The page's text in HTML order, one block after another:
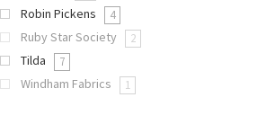
Robin Pickens 4
Ruby Star Society 2
Tilda 7
Windham Fabrics 1